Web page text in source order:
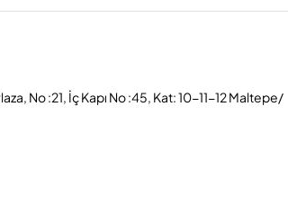
No :21, İç Kapı No :45, Kat: 10-11-12 Maltepe/